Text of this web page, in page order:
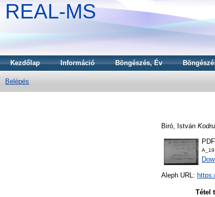
REAL-MS
Kezdőlap Információ Böngészés, Év
Belépés
Biró, István
PDF
Aleph URL:
Tétel